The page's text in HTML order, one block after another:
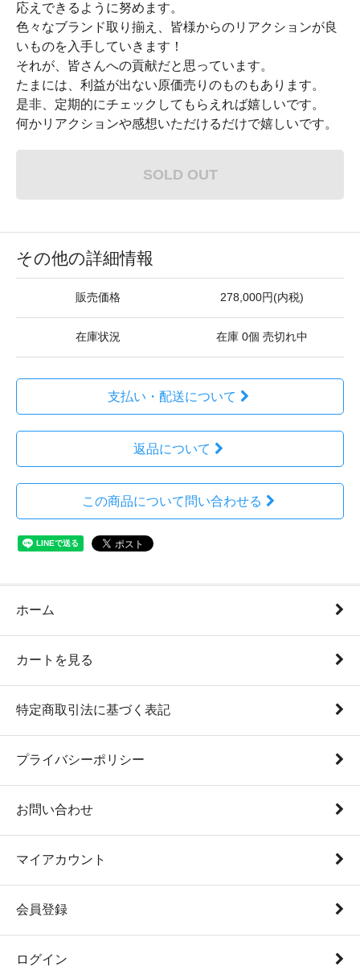
応えできるように努めます。
色々なブランド取り揃え、皆様からのリアクションが良
いものを入手していきます！
それが、皆さんへの貢献だと思っています。
たまには、利益が出ない原価売りのものもあります。
是非、定期的にチェックしてもらえれば嬉しいです。
何かリアクションや感想いただけるだけで嬉しいです。
SOLD OUT
その他の詳細情報
販売価格 278,000円(内税)
在庫状況 在庫 0個 売切れ中
支払い・配送について
返品について
この商品について問い合わせる
ホーム
カートを見る
特定商取引法に基づく表記
プライバシーポリシー
お問い合わせ
マイアカウント
会員登録
ログイン